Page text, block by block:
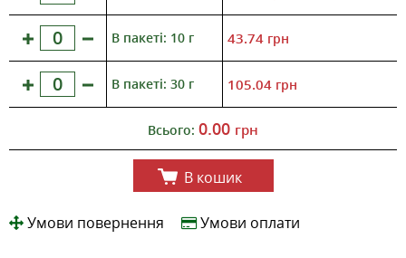
В пакеті: 10 г 43.74 грн
В пакеті: 30 г 105.04 грн
Всього: 0.00 грн
В кошик
Умови повернення Умови оплати